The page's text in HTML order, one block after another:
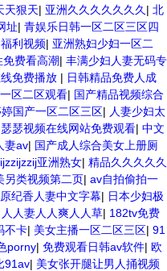
天狠天| 亚洲久久久久久久久 | 北
址| 青娱乐日韩一区二区三区四
利视频| 亚洲熟妇少妇一区二
免费看高潮| 丰满少妇人妻无码专
免费播放 | 日韩精品免费人成
区二区观看| 国产精品视频综合
国产一区二区三区| 人妻少妇太
瑟瑟视频在线网站免费观看| 中文
妻av| 国产成人综合美女上册厕
ijzzijzzij亚洲熟女| 精品久久久久久
另类视频第二页| av自拍偷拍一
纪香人妻中文字幕| 日本少妇极
人人妻人人爽人人草| 182tv免费
不卡| 美女主播一区二区三区| 91
porny| 免费观看日韩av软件| 欧
91av| 美女张开腿让男人捅视频